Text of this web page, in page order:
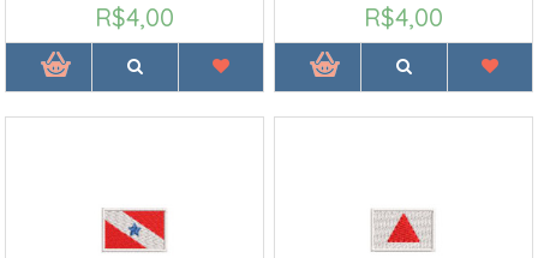
R$4,00 R$4,00